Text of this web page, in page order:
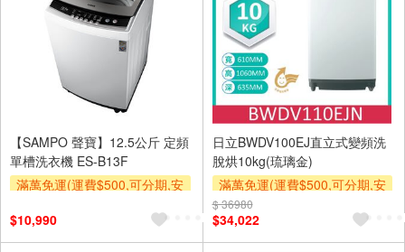
【SAMPO 聲寶】12.5公斤 定頻
單槽洗衣機 ES-B13F
滿萬免運(運費$500,可分期,安
及使用6期以上分期0利率,需付
基本安裝運費)
$10,990
日立BWDV100EJ直立式變頻洗
脫烘10kg(琉璃金)
滿萬免運(運費$500,可分期,安
裝跨區費另計,單品未滿1萬元
及使用6期以上分期0利率,需付
基本安裝運費)
$ 36980
$34,022